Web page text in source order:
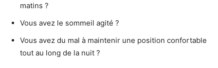
matins ?
Vous avez le sommeil agité ?
Vous avez du mal à maintenir une position confortable
tout au long de la nuit ?